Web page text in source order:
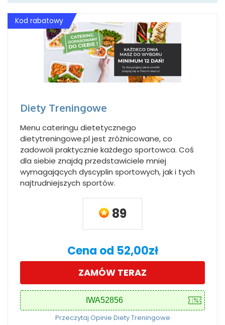
Kod rabatowy
Diety Treningowe
Menu cateringu dietetycznego
dietytreningowe.pl jest zróżnicowane, co
zadowoli praktycznie każdego sportowca. Coś
dla siebie znajdą przedstawiciele mniej
wymagających dyscyplin sportowych, jak i tych
najtrudniejszych sportów.
89
Cena od 52,00zł
ZAMÓW TERAZ
Przeczytaj Opinie Diety Treningowe